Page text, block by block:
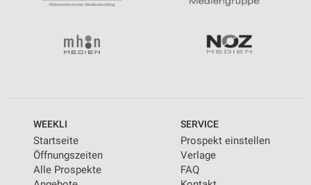
WEEKLI
Startseite
Öffnungszeiten
Alle Prospekte
SERVICE
Prospekt einstellen
Verlage
FAQ